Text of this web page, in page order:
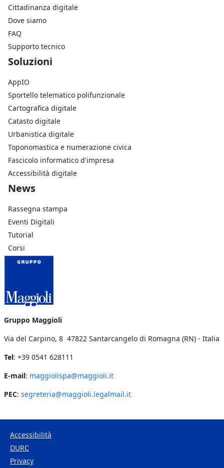
Cittadinanza digitale
Dove siamo
FAQ
Supporto tecnico
Footer Soluzioni
Soluzioni
AppIO
Sportello telematico polifunzionale
Cartografica digitale
Catasto digitale
Urbanistica digitale
Toponomastica e numerazione civica
Fascicolo informatico d'impresa
Accessibilità digitale
Footer Azienda
News
Rassegna stampa
Eventi Digitali
Tutorial
Corsi
Gruppo Maggioli
Via del Carpino, 8 47822 Santarcangelo di Romagna (RN) - Italia
Tel: +39 0541 628111
E-mail: maggiolispa@maggioli.it
PEC: segreteria@maggioli.legalmail.it
Footer Bottom
Accessibilità
DURC
Privacy